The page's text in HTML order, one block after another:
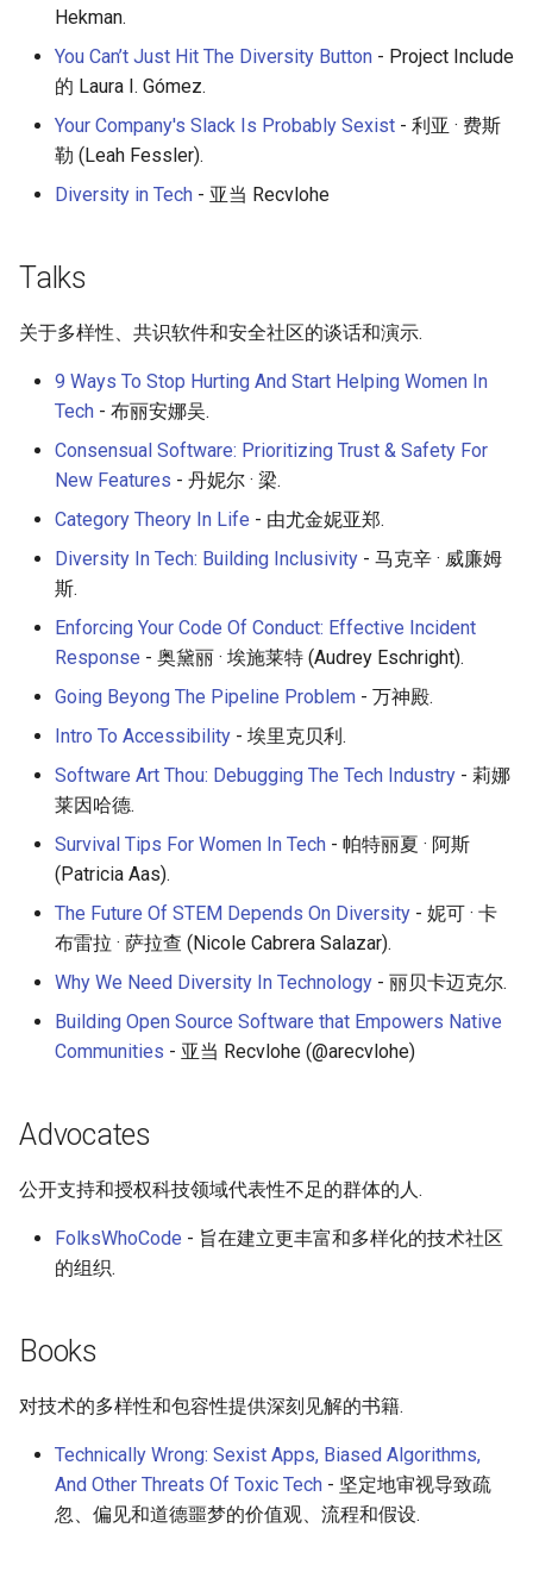
Hekman.
You Can’t Just Hit The Diversity Button - Project Include
的 Laura I. Gómez.
Your Company's Slack Is Probably Sexist - 利亚 · 费斯
勒 (Leah Fessler).
Diversity in Tech - 亚当 Recvlohe
Talks
关于多样性、共识软件和安全社区的谈话和演示.
9 Ways To Stop Hurting And Start Helping Women In
Tech - 布丽安娜吴.
Consensual Software: Prioritizing Trust & Safety For
New Features - 丹妮尔 · 梁.
Category Theory In Life - 由尤金妮亚郑.
Diversity In Tech: Building Inclusivity - 马克辛 · 威廉姆
斯.
Enforcing Your Code Of Conduct: Effective Incident
Response - 奥黛丽 · 埃施莱特 (Audrey Eschright).
Going Beyong The Pipeline Problem - 万神殿.
Intro To Accessibility - 埃里克贝利.
Software Art Thou: Debugging The Tech Industry - 莉娜
莱因哈德.
Survival Tips For Women In Tech - 帕特丽夏 · 阿斯
(Patricia Aas).
The Future Of STEM Depends On Diversity - 妮可 · 卡
布雷拉 · 萨拉查 (Nicole Cabrera Salazar).
Why We Need Diversity In Technology - 丽贝卡迈克尔.
Building Open Source Software that Empowers Native
Communities - 亚当 Recvlohe (@arecvlohe)
Advocates
公开支持和授权科技领域代表性不足的群体的人.
FolksWhoCode - 旨在建立更丰富和多样化的技术社区
的组织.
Books
对技术的多样性和包容性提供深刻见解的书籍.
Technically Wrong: Sexist Apps, Biased Algorithms,
And Other Threats Of Toxic Tech - 坚定地审视导致疏
忽、偏见和道德噩梦的价值观、流程和假设.